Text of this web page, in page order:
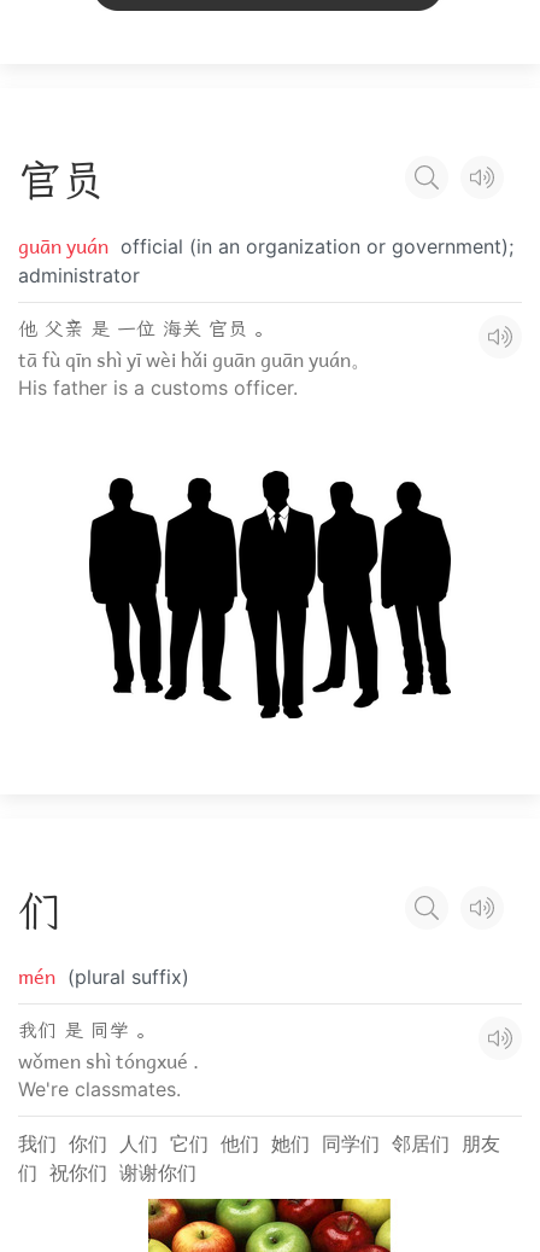
官 员
guān yuán official (in an organization or government);
administrator
他 父亲 是 一位 海关 官员 。
tā fù qīn shì yī wèi hǎi guān guān yuán。
His father is a customs officer.
们
mén (plural suffix)
我们 是 同学 。
wǒmen shì tóngxué .
We're classmates.
我们 你们 人们 它们 他们 她们 同学们 邻居们
朋友
们 祝你们 谢谢你们